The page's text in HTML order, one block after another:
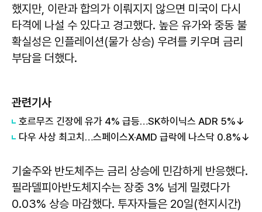
했지만, 이란과 합의가 이뤄지지 않으면 미국이 다시
타격에 나설 수 있다고 경고했다. 높은 유가와 중동 불
확실성은 인플레이션(물가 상승) 우려를 키우며 금리
부담을 더했다.
관련기사
호르무즈 긴장에 유가 4% 급등…SK하이닉스 ADR 5%↓
다우 사상 최고치…스페이스X·AMD 급락에 나스닥 0.8%↓
기술주와 반도체주는 금리 상승에 민감하게 반응했다.
필라델피아반도체지수는 장중 3% 넘게 밀렸다가
0.03% 상승 마감했다. 투자자들은 20일(현지시간)